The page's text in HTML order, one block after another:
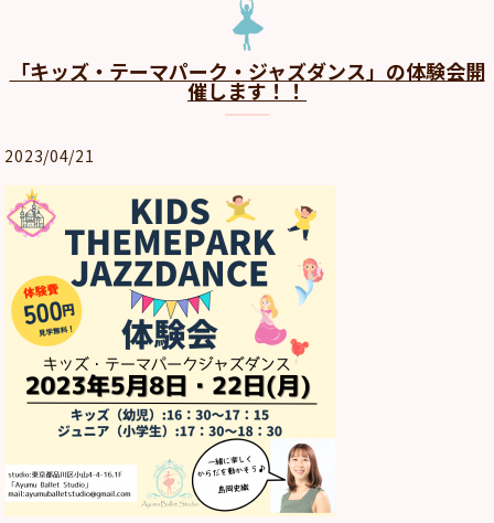
「キッズ・テーマパーク・ジャズダンス」の体験会開
催します！！
2023/04/21